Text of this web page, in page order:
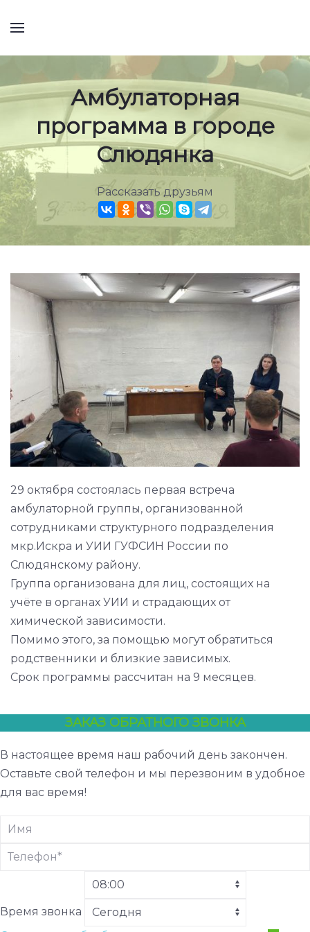
Амбулаторная
программа в городе
Слюдянка
Рассказать друзьям
29 октября состоялась первая встреча
амбулаторной группы, организованной
сотрудниками структурного подразделения
мкр.Искра и УИИ ГУФСИН России по
Слюдянскому району.
Группа организована для лиц, состоящих на
учёте в органах УИИ и страдающих от
химической зависимости.
Помимо этого, за помощью могут обратиться
родственники и близкие зависимых.
Срок программы рассчитан на 9 месяцев.
ЗАКАЗ ОБРАТНОГО ЗВОНКА
В настоящее время наш рабочий день закончен.
Оставьте свой телефон и мы перезвоним в удобное
для вас время!
Время звонка